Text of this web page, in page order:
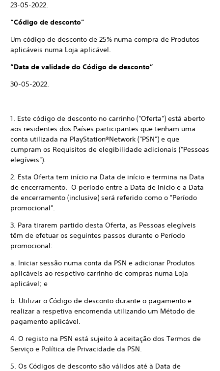
23-05-2022.
“Código de desconto”
Um código de desconto de 25% numa compra de Produtos
aplicáveis numa Loja aplicável.
“Data de validade do Código de desconto”
30-05-2022.
1. Este código de desconto no carrinho ("Oferta") está aberto
aos residentes dos Países participantes que tenham uma
conta utilizada na PlayStation®Network ("PSN") e que
cumpram os Requisitos de elegibilidade adicionais ("Pessoas
elegíveis").
2. Esta Oferta tem início na Data de início e termina na Data
de encerramento. O período entre a Data de início e a Data
de encerramento (inclusive) será referido como o "Período
promocional".
3. Para tirarem partido desta Oferta, as Pessoas elegíveis
têm de efetuar os seguintes passos durante o Período
promocional:
a. Iniciar sessão numa conta da PSN e adicionar Produtos
aplicáveis ao respetivo carrinho de compras numa Loja
aplicável; e
b. Utilizar o Código de desconto durante o pagamento e
realizar a respetiva encomenda utilizando um Método de
pagamento aplicável.
4. O registo na PSN está sujeito à aceitação dos Termos de
Serviço e Política de Privacidade da PSN.
5. Os Códigos de desconto são válidos até à Data de